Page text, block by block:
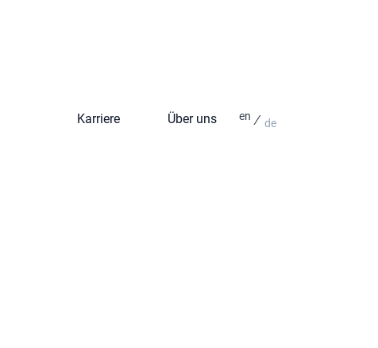
en ∕ de
Über uns
Karriere